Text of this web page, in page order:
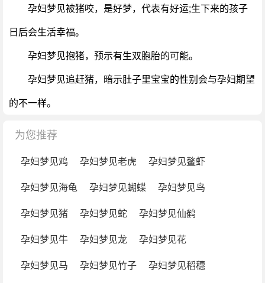
孕妇梦见被猪咬，是好梦，代表有好运;生下来的孩子
日后会生活幸福。
孕妇梦见抱猪，预示有生双胞胎的可能。
孕妇梦见追赶猪，暗示肚子里宝宝的性别会与孕妇期望
的不一样。
为您推荐
孕妇梦见鸡 孕妇梦见老虎
孕妇梦见鳌虾
孕妇梦见海龟
孕妇梦见蝴蝶
孕妇梦见鸟
孕妇梦见猪
孕妇梦见蛇
孕妇梦见仙鹤
孕妇梦见牛
孕妇梦见龙
孕妇梦见花
孕妇梦见马
孕妇梦见竹子
孕妇梦见稻穗